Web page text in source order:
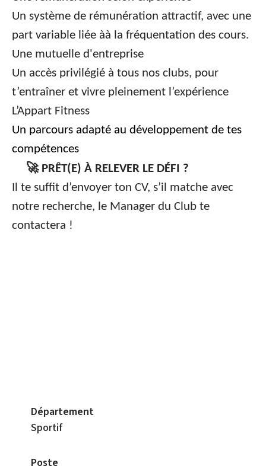
Un système de rémunération attractif, avec une
part variable liée àà la fréquentation des cours.
Une mutuelle d'entreprise
Un accès privilégié à tous nos clubs, pour
t’entraîner et vivre pleinement l’expérience
L’Appart Fitness
Un parcours adapté au développement de tes
compétences
🚀PRÊT(E) À RELEVER LE DÉFI ?
Il te suffit d’envoyer ton CV, s’il matche avec
notre recherche, le Manager du Club te
contactera !
Département
Sportif
Poste